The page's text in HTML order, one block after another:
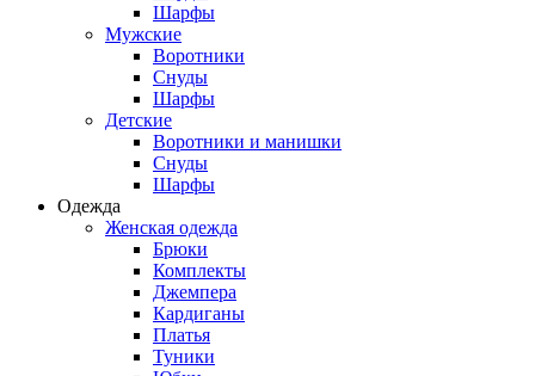
Шарфы
Мужские
Воротники
Снуды
Шарфы
Детские
Воротники и манишки
Снуды
Шарфы
Одежда
Женская одежда
Брюки
Комплекты
Джемпера
Кардиганы
Платья
Туники